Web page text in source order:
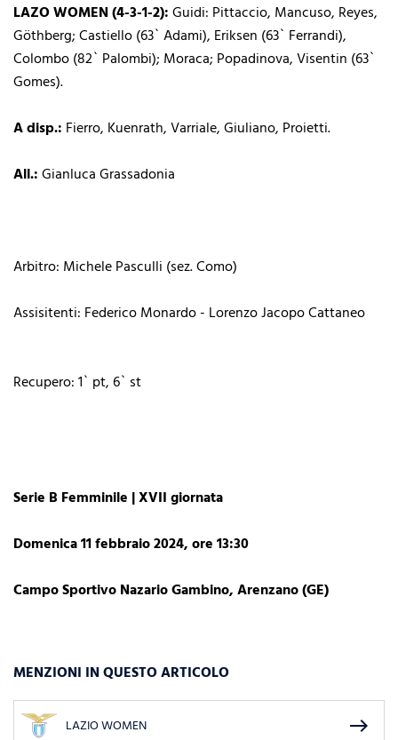
LAZO WOMEN (4-3-1-2):Guidi: Pittaccio, Mancuso, Reyes,
Göthberg; Castiello (63` Adami), Eriksen (63` Ferrandi),
Colombo (82` Palombi); Moraca; Popadinova, Visentin (63`
Gomes).
A disp.: Fierro, Kuenrath, Varriale, Giuliano, Proietti.
All.:Gianluca Grassadonia
Arbitro: Michele Pasculli (sez. Como)
Assisitenti: Federico Monardo - Lorenzo Jacopo Cattaneo
Recupero: 1` pt, 6` st
Serie B Femminile | XVII giornata
Domenica 11 febbraio 2024, ore 13:30
Campo Sportivo Nazario Gambino, Arenzano (GE)
MENZIONI IN QUESTO ARTICOLO
LAZIO WOMEN east